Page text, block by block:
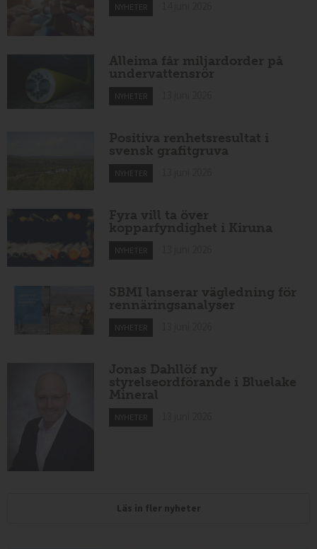
NYHETER
Alleima får miljardorder på
undervattensrör
NYHETER
Positiva renhetsresultat i
svensk grafitgruva
NYHETER
Fyra vill ta över
kopparfyndighet i Kiruna
NYHETER
SBMI lanserar vägledning för
rennäringsanalyser
NYHETER
Jonas Dahllöf ny
styrelseordförande i Bluelake
Mineral
NYHETER
Läs in fler nyheter